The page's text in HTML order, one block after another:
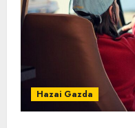
Hazai Gazda